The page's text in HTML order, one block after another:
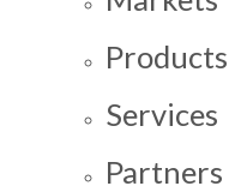
Products
Services
Partners